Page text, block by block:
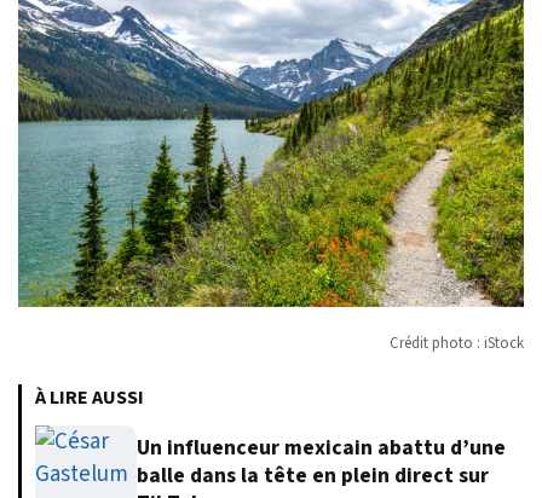
Crédit photo : iStock
À LIRE AUSSI
Un influenceur mexicain abattu d’une
balle dans la tête en plein direct sur